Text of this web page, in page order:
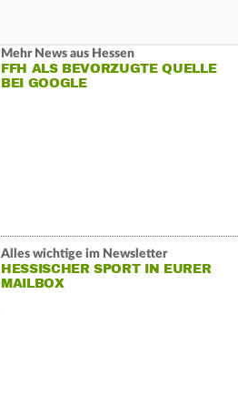
Mehr News aus Hessen
FFH ALS BEVORZUGTE QUELLE
BEI GOOGLE
Alles wichtige im Newsletter
HESSISCHER SPORT IN EURER
MAILBOX